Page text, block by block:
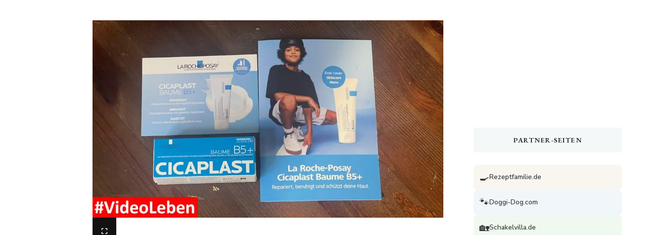
PARTNER-SEITEN
🍳Rezeptfamilie.de
🐾Doggi-Dog.com
🏡Schakelvilla.de